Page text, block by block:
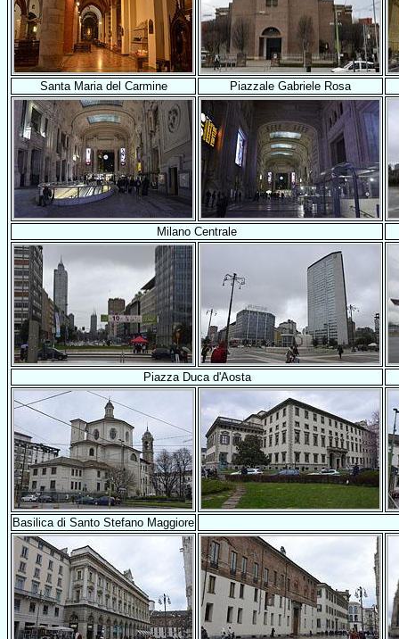
Santa Maria del Carmine Piazzale Gabriele Rosa
Milano Centrale
Piazza Duca d'Aosta
Basilica di Santo Stefano Maggiore